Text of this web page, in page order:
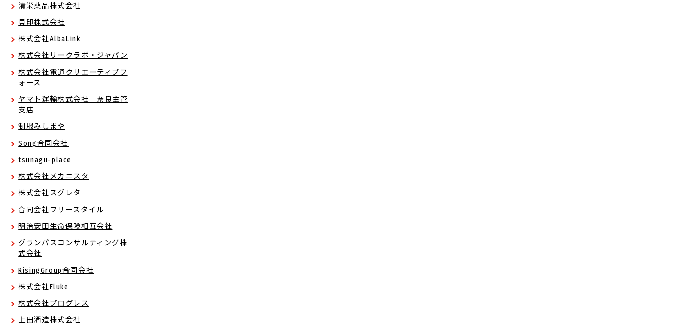
清栄薬品株式会社
貝印株式会社
株式会社AlbaLink
株式会社リークラボ・ジャパン
株式会社電通クリエーティブフ
ォース
ヤマト運輸株式会社 奈良主管
支店
制服みしまや
Song合同会社
tsunagu-place
株式会社メカニスタ
株式会社スグレタ
合同会社フリースタイル
明治安田生命保険相互会社
グランパスコンサルティング株
式会社
RisingGroup合同会社
株式会社Fluke
株式会社プログレス
上田酒造株式会社